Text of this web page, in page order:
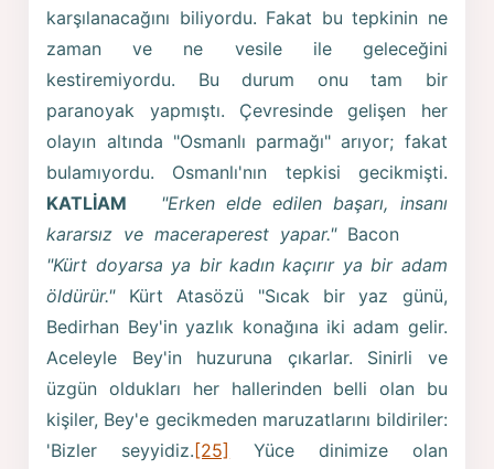
karşılanacağını biliyordu. Fakat bu tepkinin ne
zaman ve ne vesile ile geleceğini
kestiremiyordu. Bu durum onu tam bir
paranoyak yapmıştı. Çevresinde gelişen her
olayın altında "Osmanlı parmağı" arıyor; fakat
bulamıyordu. Osmanlı'nın tepkisi gecikmişti.
KATLİAM
"Erken elde edilen başarı, insanı
kararsız ve maceraperest yapar."Bacon
"Kürt doyarsa ya bir kadın kaçırır ya bir adam
öldürür."Kürt Atasözü "Sıcak bir yaz günü,
Bedirhan Bey'in yazlık konağına iki adam gelir.
Aceleyle Bey'in huzuruna çıkarlar. Sinirli ve
üzgün oldukları her hallerinden belli olan bu
kişiler, Bey'e gecikmeden maruzatlarını bildiriler:
'Bizler seyyidiz. [25]
Yüce dinimize olan